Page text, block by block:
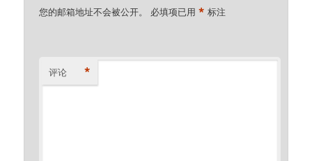
您的邮箱地址不会被公开。 必填项已用* 标注
评论 *